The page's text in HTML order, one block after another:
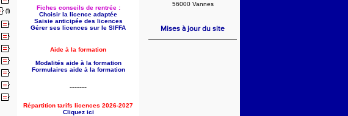
(1)
Fiches conseils de rentrée :
Choisir la licence adaptée
Saisie anticipée des licences
Gérer ses licences sur le SIFFA
Aide à la formation
Modalités aide à la formation
Formulaires aide à la formation
-------
Répartition tarifs licences 2026-2027
Cliquez ici
56000 Vannes
Mises à jour du site